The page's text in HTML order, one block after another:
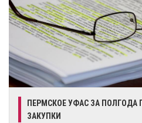
ПЕРМСКОЕ УФАС ЗА ПОЛГОДА
ЗАКУПКИ